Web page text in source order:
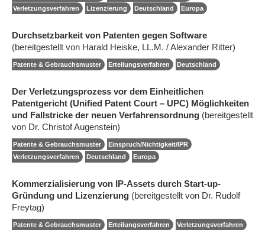
Verletzungsverfahren
Lizenzierung Deutschland Europa
Durchsetzbarkeit von Patenten gegen Software
(bereitgestellt von Harald Heiske, LL.M. / Alexander Ritter)
Patente & Gebrauchsmuster Erteilungsverfahren Deutschland
Der Verletzungsprozess vor dem Einheitlichen
Patentgericht (Unified Patent Court – UPC) Möglichkeiten
und Fallstricke der neuen Verfahrensordnung (bereitgestellt
von Dr. Christof Augenstein)
Patente & Gebrauchsmuster
Einspruch/Nichtigkeit/IPR
Verletzungsverfahren
Deutschland Europa
Kommerzialisierung von IP-Assets durch Start-up-
Gründung und Lizenzierung (bereitgestellt von Dr. Rudolf
Freytag)
Patente & Gebrauchsmuster Erteilungsverfahren
Verletzungsverfahren